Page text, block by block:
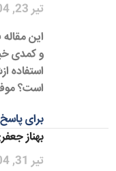
تیر 23, 1404 در 5:49 ق.ظ
این
و کمدی
استفاده
است؟
برای
بهناز
تیر 31, 1404 در 6:13 ب.ظ